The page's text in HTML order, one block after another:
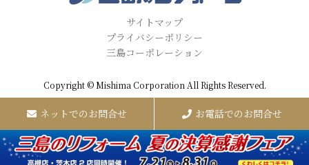
サイトマップ
プライバシーポリシー
三島コーポレーション
Copyright © Mishima Corporation All Rights Reserved.
ネットでのお問合せ お電話でのお問合せ